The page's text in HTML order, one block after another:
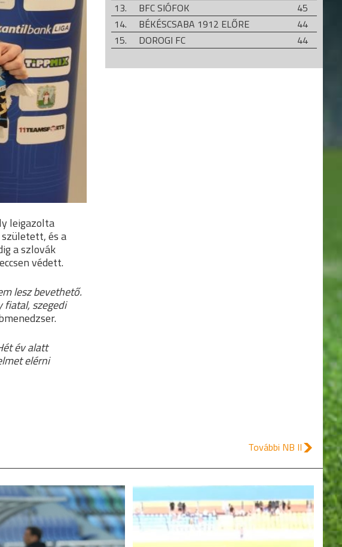
leigazolta
és a
a szlovák
védett.
lesz bevethető.
fiatal, szegedi
év alatt
elérni
13.
BFC SIÓFOK
45
14.
BÉKÉSCSABA 1912 ELŐRE
44
15.
DOROGI FC
44
17.
AQVITAL FC CSÁKVÁR
38
További NB II